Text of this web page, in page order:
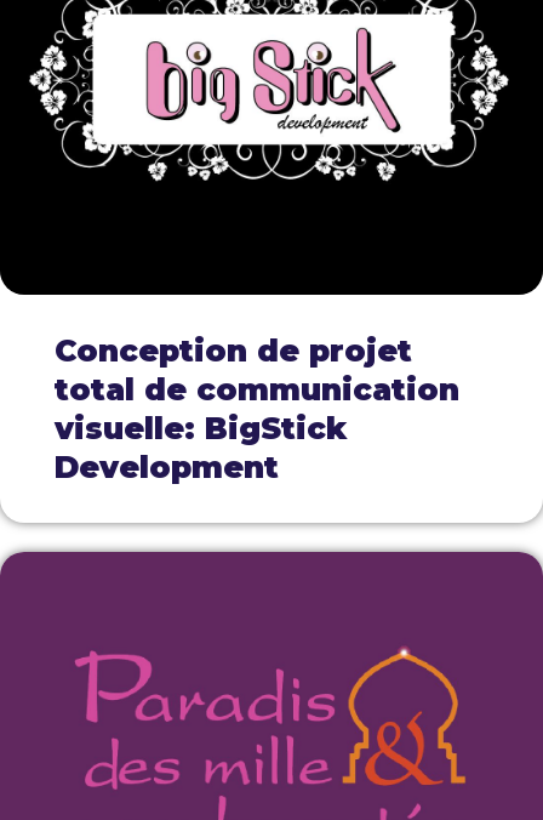
Conception de projet
total de communication
visuelle: BigStick
Development